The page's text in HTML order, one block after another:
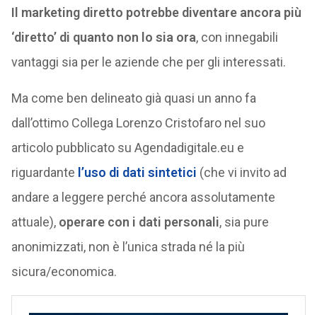
Il marketing diretto potrebbe diventare ancora più
‘diretto’ di quanto non lo sia ora, con innegabili
vantaggi sia per le aziende che per gli interessati.
Ma come ben delineato già quasi un anno fa
dall’ottimo Collega Lorenzo Cristofaro nel suo
articolo pubblicato su Agendadigitale.eu e
riguardante l’uso di dati sintetici (che vi invito ad
andare a leggere perché ancora assolutamente
attuale), operare con i dati personali, sia pure
anonimizzati, non è l’unica strada né la più
sicura/economica.